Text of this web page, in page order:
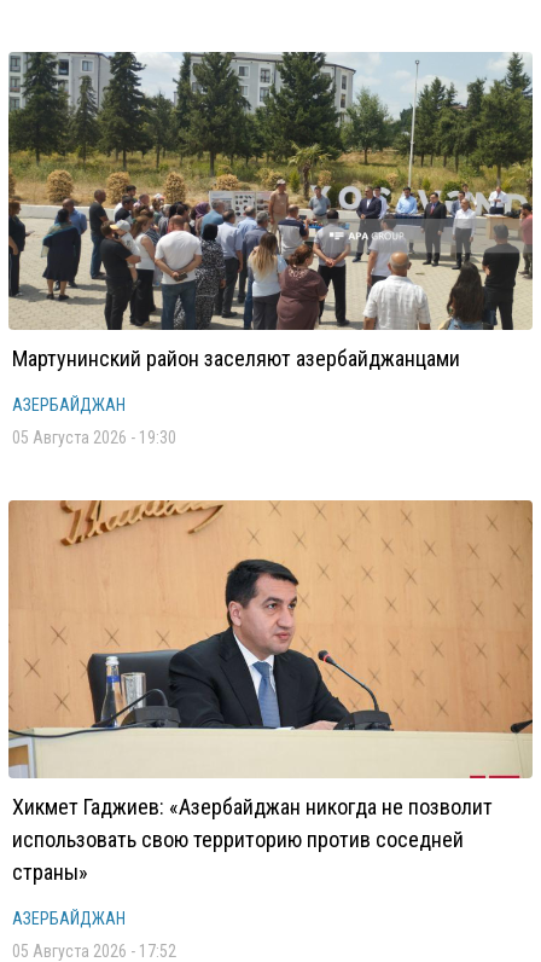
Мартунинский район заселяют азербайджанцами
АЗЕРБАЙДЖАН
05 Августа 2026 - 19:30
Хикмет Гаджиев: «Азербайджан никогда не позволит
использовать свою территорию против соседней
страны»
АЗЕРБАЙДЖАН
05 Августа 2026 - 17:52